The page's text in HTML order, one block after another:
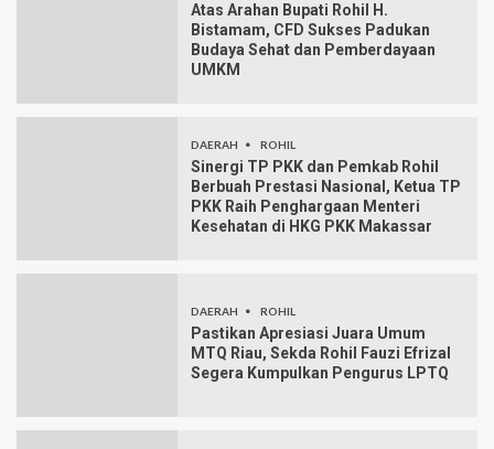
Atas Arahan Bupati Rohil H.
Bistamam, CFD Sukses Padukan
Budaya Sehat dan Pemberdayaan
UMKM
DAERAH ROHIL
Sinergi TP PKK dan Pemkab Rohil
Berbuah Prestasi Nasional, Ketua TP
PKK Raih Penghargaan Menteri
Kesehatan di HKG PKK Makassar
DAERAH ROHIL
Pastikan Apresiasi Juara Umum
MTQ Riau, Sekda Rohil Fauzi Efrizal
Segera Kumpulkan Pengurus LPTQ